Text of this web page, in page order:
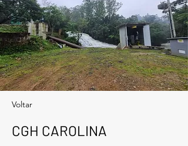
Voltar
CGH CAROLINA